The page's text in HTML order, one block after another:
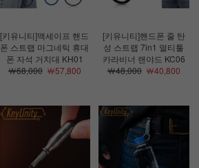
[키유니티]맥세이프 핸드
폰 스트랩 마그네틱 휴대
폰 자석 거치대 KH01
￦68,000￦57,800
[키유니티]핸드폰 줄 탄
성 스트랩 7in1 멀티툴
카라비너 랜야드 KC06
￦48,000￦40,800